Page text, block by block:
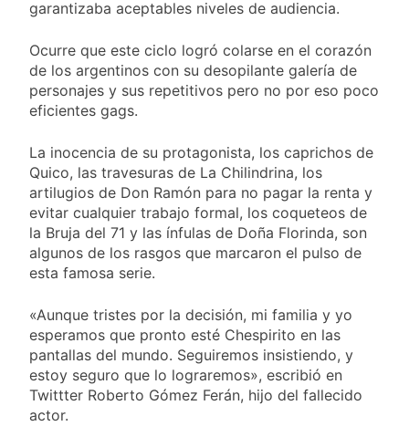
garantizaba aceptables niveles de audiencia.
Ocurre que este ciclo logró colarse en el corazón
de los argentinos con su desopilante galería de
personajes y sus repetitivos pero no por eso poco
eficientes gags.
La inocencia de su protagonista, los caprichos de
Quico, las travesuras de La Chilindrina, los
artilugios de Don Ramón para no pagar la renta y
evitar cualquier trabajo formal, los coqueteos de
la Bruja del 71 y las ínfulas de Doña Florinda, son
algunos de los rasgos que marcaron el pulso de
esta famosa serie.
«Aunque tristes por la decisión, mi familia y yo
esperamos que pronto esté Chespirito en las
pantallas del mundo. Seguiremos insistiendo, y
estoy seguro que lo lograremos», escribió en
Twittter Roberto Gómez Ferán, hijo del fallecido
actor.